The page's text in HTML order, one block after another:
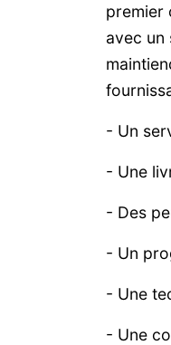
premier
avec un
- Un
- Une
- Des
- Un
- Une
- Une